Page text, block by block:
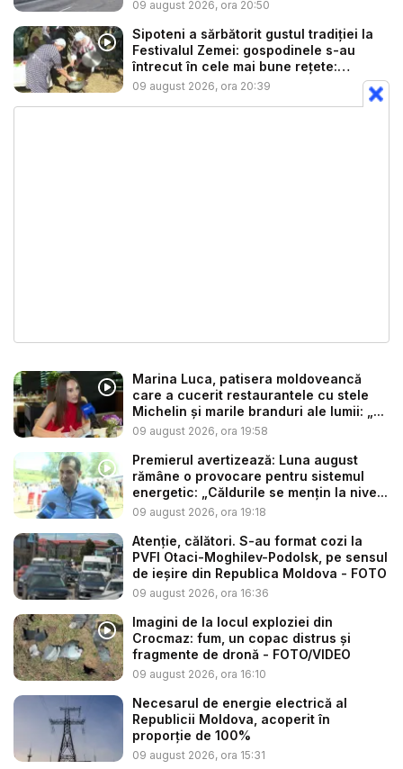
09 august 2026, ora 20:50
Sipoteni a sărbătorit gustul tradiției la
Festivalul Zemei: gospodinele s-au
întrecut în cele mai bune rețete:
„Tăiței...
09 august 2026, ora 20:39
Marina Luca, patisera moldoveancă
care a cucerit restaurantele cu stele
Michelin și marile branduri ale lumii: „...
09 august 2026, ora 19:58
Premierul avertizează: Luna august
rămâne o provocare pentru sistemul
energetic: „Căldurile se mențin la nive...
09 august 2026, ora 19:18
Atenție, călători. S-au format cozi la
PVFI Otaci-Moghilev-Podolsk, pe sensul
de ieșire din Republica Moldova - FOTO
09 august 2026, ora 16:36
Imagini de la locul exploziei din
Crocmaz: fum, un copac distrus și
fragmente de dronă - FOTO/VIDEO
09 august 2026, ora 16:10
Necesarul de energie electrică al
Republicii Moldova, acoperit în
proporție de 100%
09 august 2026, ora 15:31